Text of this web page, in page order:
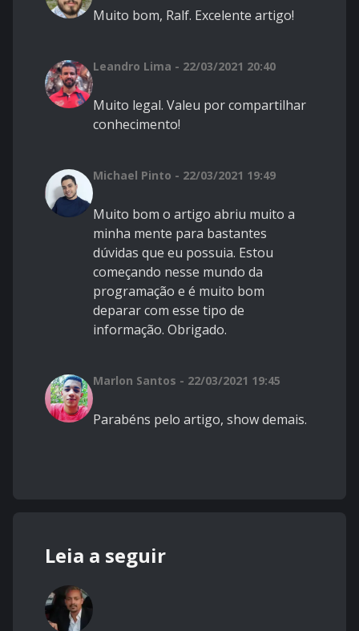
Muito bom, Ralf. Excelente artigo!
Leandro Lima - 22/03/2021 20:40
Muito legal. Valeu por compartilhar
conhecimento!
Michael Pinto - 22/03/2021 19:49
Muito bom o artigo abriu muito a
minha mente para bastantes
dúvidas que eu possuia. Estou
começando nesse mundo da
programação e é muito bom
deparar com esse tipo de
informação. Obrigado.
Marlon Santos - 22/03/2021 19:45
Parabéns pelo artigo, show demais.
Leia a seguir